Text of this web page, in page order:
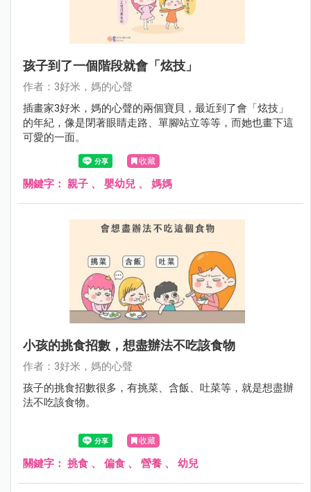
孩子到了一個階段就會「炫技」
作者：3好米，媽的心聲
插畫家3好米，媽的心聲的兩個寶貝，最近到了會「炫技」
的年紀，像是閉著眼睛走路、單腳站立等等，而她也畫下這
可愛的一面。
收藏
關鍵字： 親子 、 嬰幼兒 、 媽媽
小孩的挑食招數，想盡辦法不吃該食物
作者：3好米，媽的心聲
孩子的挑食招數很多，有挑菜、含飯、吐菜等，就是想盡辦
法不吃該食物。
收藏
關鍵字： 挑食 、 偏食 、 營養 、 幼兒